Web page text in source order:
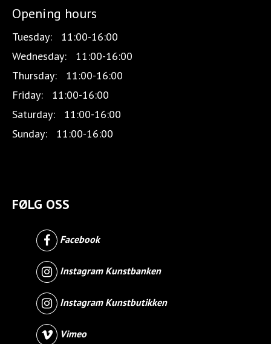
Opening hours
Tuesday:
11:00-16:00
Wednesday:
11:00-16:00
Thursday:
11:00-16:00
Friday:
11:00-16:00
Saturday:
11:00-16:00
Sunday:
11:00-16:00
FØLG OSS
Facebook
Instagram Kunstbanken
Instagram Kunstbutikken
Vimeo